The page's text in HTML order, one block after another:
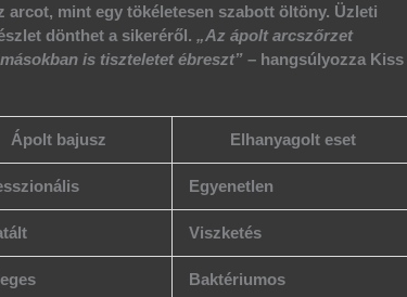
arcot, mint egy tökéletesen szabott öltöny. Üzleti
dönthet a sikeréről.„Az ápolt arcszőrzet
is tiszteletet ébreszt” – hangsúlyozza Kiss
Ápolt bajusz Elhanyagolt eset
Egyenetlen
Viszketés
Baktériumos